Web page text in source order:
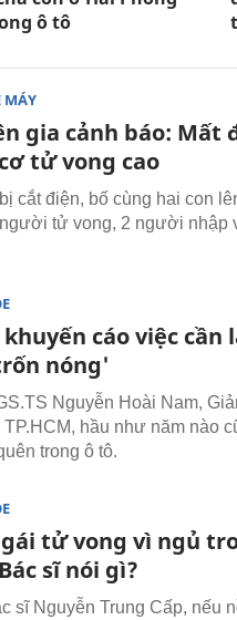
ô tô
MÁY
gia cảnh báo: Mất
tử vong cao
cắt điện, bố cùng hai con
tử vong, 2 người nhập
khuyến cáo việc
nóng'
Nguyễn Hoài Nam,
hầu như năm nào
trong ô tô.
gái tử vong vì ngủ
sĩ nói gì?
sĩ Nguyễn Trung Cấp, nếu